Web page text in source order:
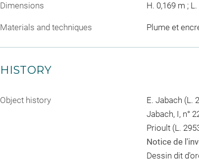
Dimensions H. 0,169 m ;
Materials and techniques Plume et
HISTORY
Object history
E. Jabach (L.
Jabach, I, n°
Prioult (L.
Notice de
Dessin dit